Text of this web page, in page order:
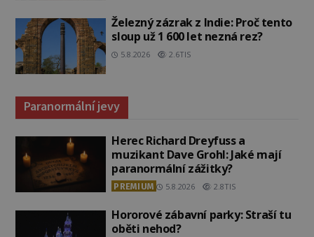
Železný zázrak z Indie: Proč tento
sloup už 1 600 let nezná rez?
5.8.2026 2.6TIS
Paranormální jevy
Herec Richard Dreyfuss a
muzikant Dave Grohl: Jaké mají
paranormální zážitky?
PREMIUM 5.8.2026 2.8TIS
Hororové zábavní parky: Straší tu
oběti nehod?